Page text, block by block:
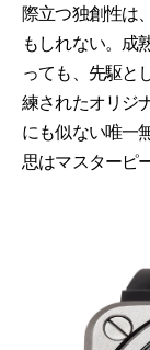
際立つ独創性は
もしれない。成
っても、先駆と
練されたオリジ
にも似ない唯一
思はマスターピ